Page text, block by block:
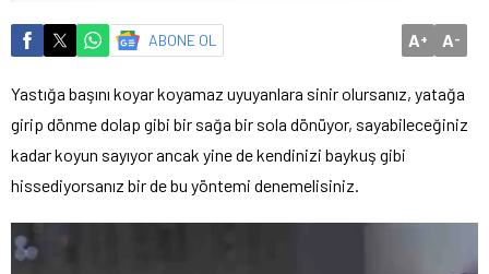
ABONE OL A+ A-
Yastığa başını koyar koyamaz uyuyanlara sinir olursanız, yatağa
girip dönme dolap gibi bir sağa bir sola dönüyor, sayabileceğiniz
kadar koyun sayıyor ancak yine de kendinizi baykuş gibi
hissediyorsanız bir de bu yöntemi denemelisiniz.